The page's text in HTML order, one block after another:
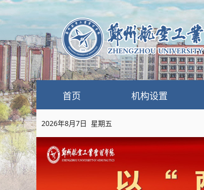
首页 机构设置
2026年8月7日 星期五